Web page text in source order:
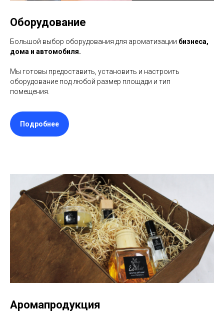
Оборудование
Большой выбор оборудования для ароматизации бизнеса,
дома и автомобиля.
Мы готовы предоставить, установить и настроить
оборудование под любой размер площади и тип
помещения.
Подробнее
Аромапродукция